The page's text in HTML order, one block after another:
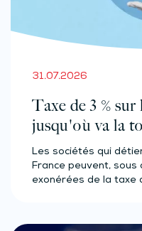
31.07.2026
Taxe de 3 %
jusqu'où va la
l'administration
Les sociétés qui
France peuvent,
exonérées de la taxe